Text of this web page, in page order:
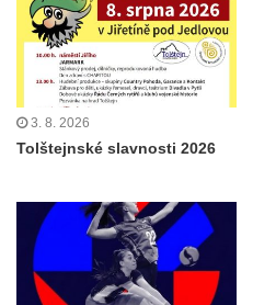
3. 8. 2026
Tolštejnské slavnosti 2026